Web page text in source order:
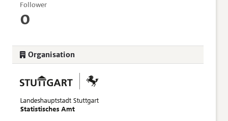
Follower
0
Organisation